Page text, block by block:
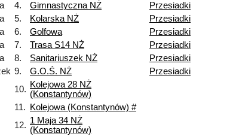
4. Gimnastyczna NŻ
Przesiadki
5. Kolarska NŻ
Przesiadki
6. Golfowa
Przesiadki
7. Trasa S14 NŻ
Przesiadki
8. Sanitariuszek NŻ
Przesiadki
9. G.O.Ś. NŻ
Przesiadki
10. Kolejowa 28 NŻ
(Konstantynów)
11.
Kolejowa (Konstantynów) #
12. 1 Maja 34 NŻ
(Konstantynów)